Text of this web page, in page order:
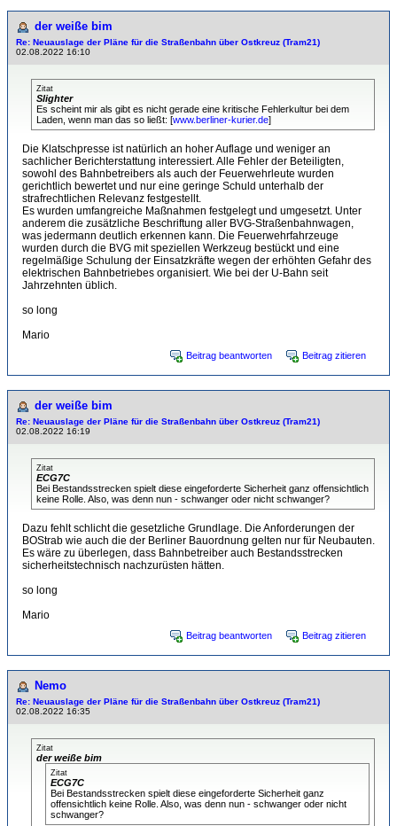
der weiße bim
Re: Neuauslage der Pläne für die Straßenbahn über Ostkreuz (Tram21)
02.08.2022 16:10
Zitat
Slighter
Es scheint mir als gibt es nicht gerade eine kritische Fehlerkultur bei dem
Laden, wenn man das so ließt: [www.berliner-kurier.de]
Die Klatschpresse ist natürlich an hoher Auflage und weniger an
sachlicher Berichterstattung interessiert. Alle Fehler der Beteiligten,
sowohl des Bahnbetreibers als auch der Feuerwehrleute wurden
gerichtlich bewertet und nur eine geringe Schuld unterhalb der
strafrechtlichen Relevanz festgestellt.
Es wurden umfangreiche Maßnahmen festgelegt und umgesetzt. Unter
anderem die zusätzliche Beschriftung aller BVG-Straßenbahnwagen,
was jedermann deutlich erkennen kann. Die Feuerwehrfahrzeuge
wurden durch die BVG mit speziellen Werkzeug bestückt und eine
regelmäßige Schulung der Einsatzkräfte wegen der erhöhten Gefahr des
elektrischen Bahnbetriebes organisiert. Wie bei der U-Bahn seit
Jahrzehnten üblich.
so long
Mario
Beitrag beantworten Beitrag zitieren
der weiße bim
Re: Neuauslage der Pläne für die Straßenbahn über Ostkreuz (Tram21)
02.08.2022 16:19
Zitat
ECG7C
Bei Bestandsstrecken spielt diese eingeforderte Sicherheit ganz offensichtlich
keine Rolle. Also, was denn nun - schwanger oder nicht schwanger?
Dazu fehlt schlicht die gesetzliche Grundlage. Die Anforderungen der
BOStrab wie auch die der Berliner Bauordnung gelten nur für Neubauten.
Es wäre zu überlegen, dass Bahnbetreiber auch Bestandsstrecken
sicherheitstechnisch nachzurüsten hätten.
so long
Mario
Beitrag beantworten Beitrag zitieren
Nemo
Re: Neuauslage der Pläne für die Straßenbahn über Ostkreuz (Tram21)
02.08.2022 16:35
Zitat
der weiße bim
Zitat
ECG7C
Bei Bestandsstrecken spielt diese eingeforderte Sicherheit ganz
offensichtlich keine Rolle. Also, was denn nun - schwanger oder nicht
schwanger?